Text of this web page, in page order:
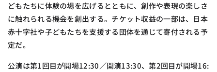
どもたちに体験の場を広げるとともに、創作や表現の楽しさ
に触れられる機会を創出する。チケット収益の一部は、日本
赤十字社や子どもたちを支援する団体を通じて寄付される予
定だ。
公演は第1回目が開場12:30／開演13:30、第2回目が開場16: